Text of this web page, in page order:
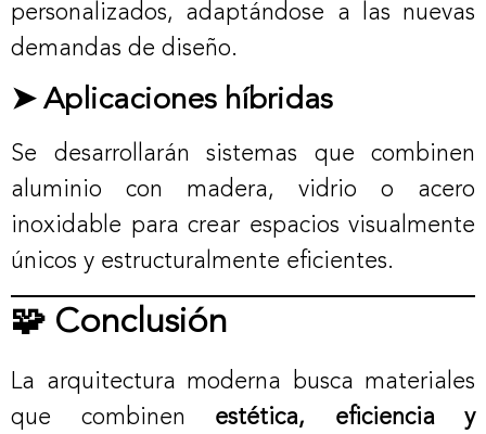
personalizados, adaptándose a las nuevas
demandas de diseño.
➤ Aplicaciones híbridas
Se desarrollarán sistemas que combinen
aluminio con madera, vidrio o acero
inoxidable para crear espacios visualmente
únicos y estructuralmente eficientes.
🧩 Conclusión
La arquitectura moderna busca materiales
que combinen estética, eficiencia y